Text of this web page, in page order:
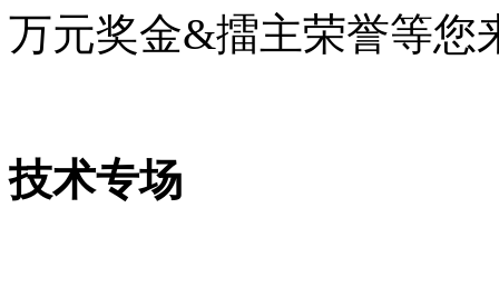
万元奖金&擂主荣誉等您
技术专场